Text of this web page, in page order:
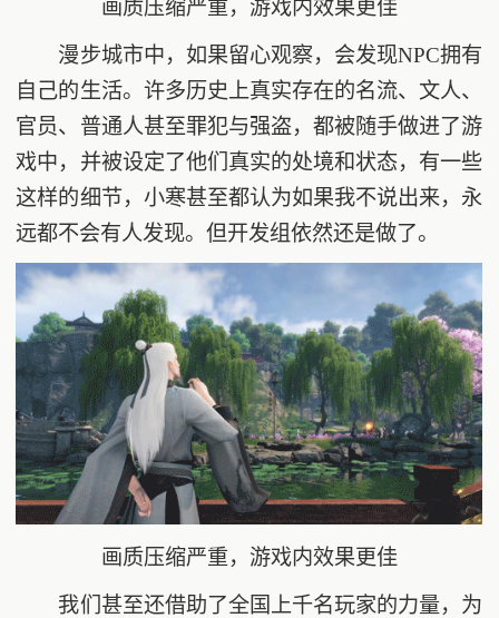
画质压缩严重，游戏内效果更佳
漫步城市中，如果留心观察，会发现NPC拥有
自己的生活。许多历史上真实存在的名流、文人、
官员、普通人甚至罪犯与强盗，都被随手做进了游
戏中，并被设定了他们真实的处境和状态，有一些
这样的细节，小寒甚至都认为如果我不说出来，永
远都不会有人发现。但开发组依然还是做了。
画质压缩严重，游戏内效果更佳
我们甚至还借助了全国上千名玩家的力量，为